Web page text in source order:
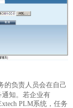
的负责人员会在自己
知。若企业有
PLM系统，任务